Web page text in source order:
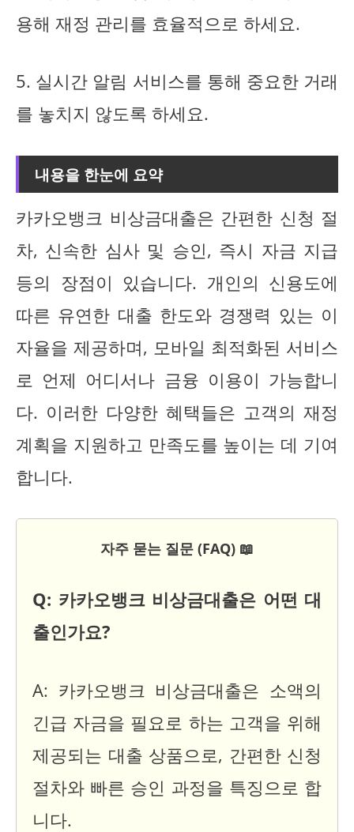
용해 재정 관리를 효율적으로 하세요.
5. 실시간 알림 서비스를 통해 중요한 거래
를 놓치지 않도록 하세요.
내용을 한눈에 요약
카카오뱅크 비상금대출은 간편한 신청 절
차, 신속한 심사 및 승인, 즉시 자금 지급
등의 장점이 있습니다. 개인의 신용도에
따른 유연한 대출 한도와 경쟁력 있는 이
자율을 제공하며, 모바일 최적화된 서비스
로 언제 어디서나 금융 이용이 가능합니
다. 이러한 다양한 혜택들은 고객의 재정
계획을 지원하고 만족도를 높이는 데 기여
합니다.
자주 묻는 질문 (FAQ) 📖
Q: 카카오뱅크 비상금대출은 어떤 대
출인가요?
A: 카카오뱅크 비상금대출은 소액의
긴급 자금을 필요로 하는 고객을 위해
제공되는 대출 상품으로, 간편한 신청
절차와 빠른 승인 과정을 특징으로 합
니다.